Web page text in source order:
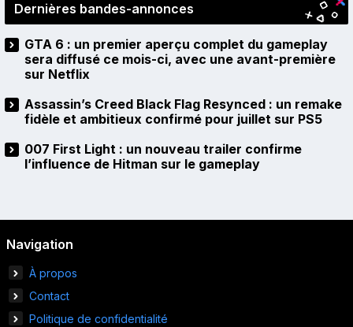
Dernières bandes-annonces
GTA 6 : un premier aperçu complet du gameplay
sera diffusé ce mois-ci, avec une avant-première
sur Netflix
Assassin’s Creed Black Flag Resynced : un remake
fidèle et ambitieux confirmé pour juillet sur PS5
007 First Light : un nouveau trailer confirme
l’influence de Hitman sur le gameplay
Navigation
À propos
Contact
Politique de confidentialité